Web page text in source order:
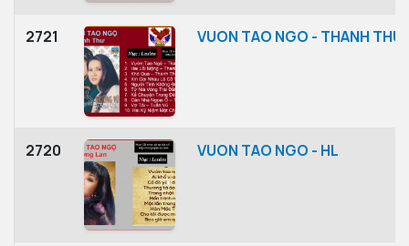
2721 VUON TAO NGO - THANH THU
2720 VUON TAO NGO - HL